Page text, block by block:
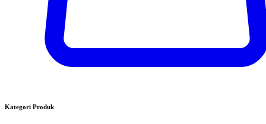
Kategori Produk